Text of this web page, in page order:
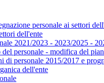
personale ai settori
dell'ente
2021/2023 - 2023/2025 -
personale - modifica del
di personale 2015/2017 e
dell'ente